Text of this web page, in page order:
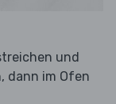
und
dann im Ofen